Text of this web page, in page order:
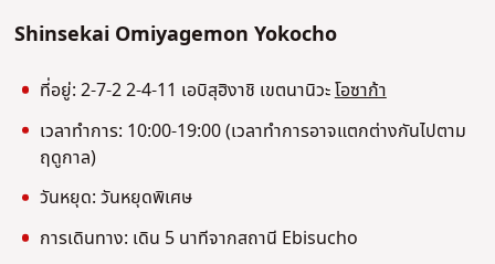
Shinsekai Omiyagemon Yokocho
ที่อยู่: 2-7-22-4-11 เอบิสุฮิงาชิ เขตนานิวะโอซาก้า
เวลาทําการ: 10:00-19:00 (เวลาทําการอาจแตกต่างกันไปตาม
ฤดูกาล)
วันหยุด: วันหยุดพิเศษ
การเดินทาง: เดิน 5 นาทีจากสถานี Ebisucho